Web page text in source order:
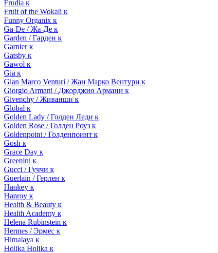
Frudia к
Fruit of the Wokali к
Funny Organix к
Ga-De / Жа-Де к
Garden / Гарден к
Garnier к
Gatsby к
Gawol к
Gia к
Gian Marco Venturi / Жан Марко Вентури к
Giorgio Armani / Джорджио Армани к
Givenchy / Живанши к
Global к
Golden Lady / Голден Леди к
Golden Rose / Голден Роуз к
Goldenpoint / Голденпоинт к
Gosh к
Grace Day к
Greenini к
Gucci / Гуччи к
Guerlain / Герлен к
Hankey к
Hanroy к
Health & Beauty к
Health Academy к
Helena Rubinstein к
Hermes / Эрмес к
Himalaya к
Holika Holika к